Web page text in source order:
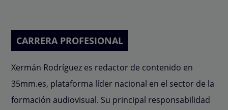
CARRERA PROFESIONAL
Xermán Rodríguez es redactor de contenido en
35mm.es, plataforma líder nacional en el sector de la
formación audiovisual. Su principal responsabilidad